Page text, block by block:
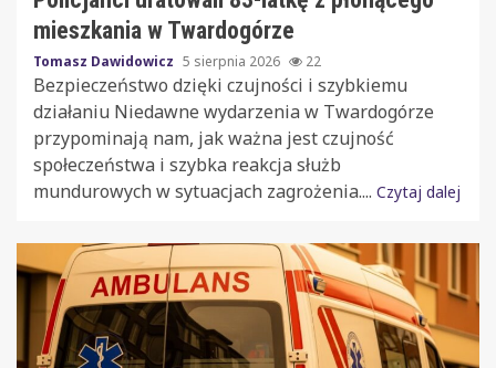
mieszkania w Twardogórze
Tomasz Dawidowicz 5 sierpnia 2026 22
Bezpieczeństwo dzięki czujności i szybkiemu
działaniu Niedawne wydarzenia w Twardogórze
przypominają nam, jak ważna jest czujność
społeczeństwa i szybka reakcja służb
mundurowych w sytuacjach zagrożenia.... Czytaj dalej